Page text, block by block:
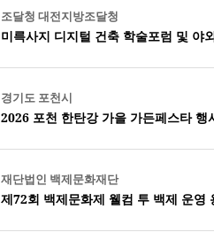
조달청 대전지방조달청
미륵사지 디지털 건축 학술포럼 및 야
경기도 포천시
2026 포천 한탄강 가을 가든페스타
재단법인 백제문화재단
제72회 백제문화제 웰컴 투 백제 운영